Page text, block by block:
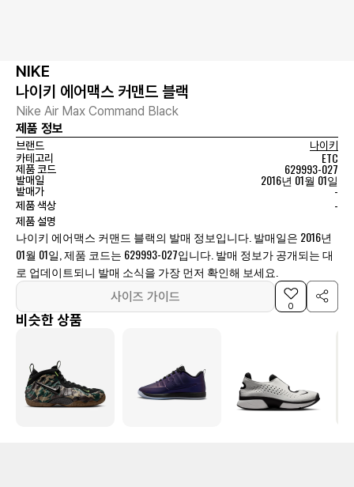
NIKE
나이키 에어맥스 커맨드 블랙
Nike Air Max Command Black
제품 정보
브랜드
나이키
카테고리
ETC
제품 코드 629993-027
발매일 2016년 01월 01일
발매가 -
제품 색상 -
제품 설명
나이키 에어맥스 커맨드 블랙의 발매 정보입니다. 발매일은 2016년
01월 01일, 제품 코드는 629993-027입니다. 발매 정보가 공개되는 대
로 업데이트되니 발매 소식을 가장 먼저 확인해 보세요.
사이즈 가이드
0
비슷한 상품